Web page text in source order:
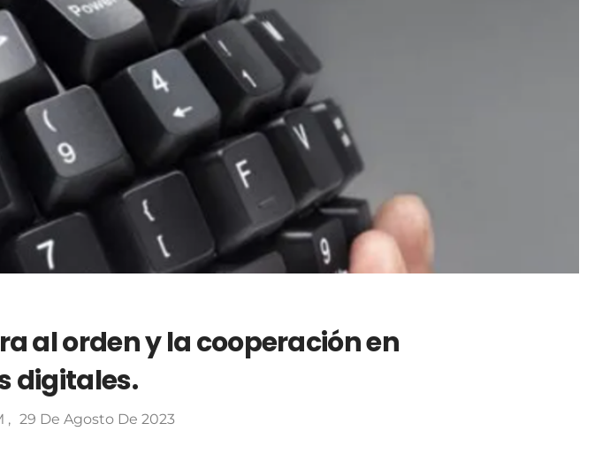
al orden y la cooperación en
digitales.
29 De Agosto De 2023